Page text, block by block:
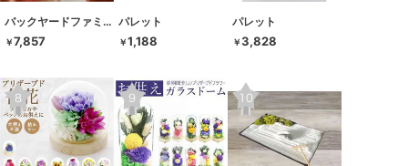
バックヤードファミリー
￥7,857
パレット
￥1,188
パレット
￥3,828